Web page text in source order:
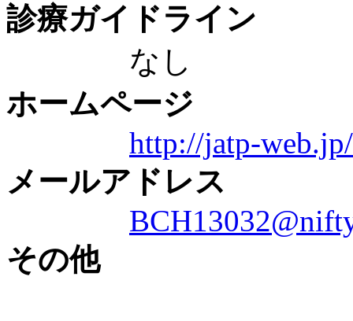
診療ガイドライン
なし
ホームページ
http://jatp-web.jp/
メールアドレス
その他